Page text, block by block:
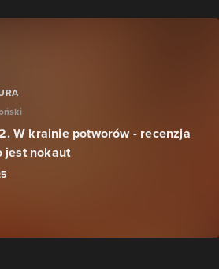
W krainie potworów - recenzja
jest nokaut